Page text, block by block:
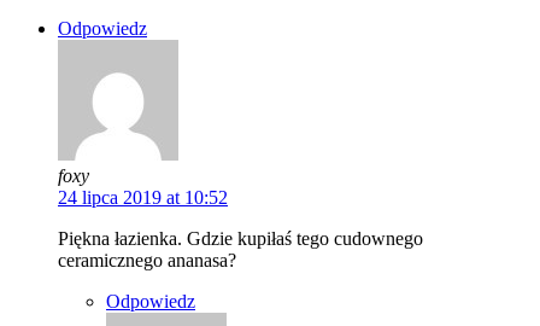
Odpowiedz
foxy
24 lipca 2019 at 10:52
Piękna łazienka. Gdzie kupiłaś tego cudownego
ceramicznego ananasa?
Odpowiedz